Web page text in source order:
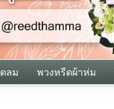
ลม พวงหรีดผ้าห่ม